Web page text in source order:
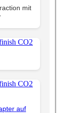
mit
auf